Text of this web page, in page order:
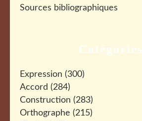
Catégories
Expression (300)
Accord (284)
Construction (283)
Orthographe (215)
Sources bibliographiques